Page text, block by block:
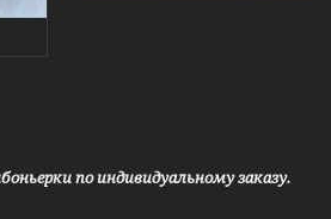
по индивидуальному заказу.